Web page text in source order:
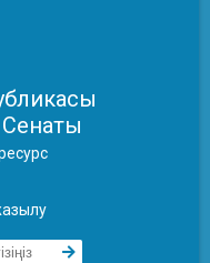
Сенаты